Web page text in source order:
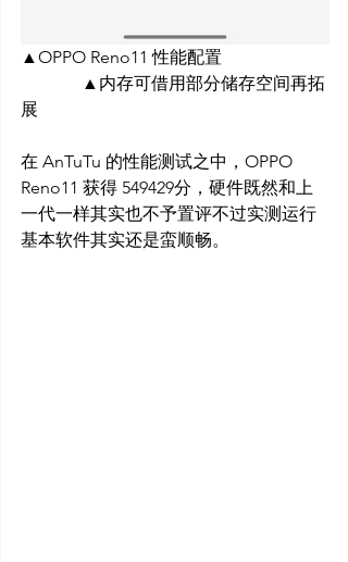
▲OPPO Reno11 性能配置
▲内存可借用部分储存空间再拓
展
在 AnTuTu 的性能测试之中，OPPO
Reno11 获得 549429分，硬件既然和上
一代一样其实也不予置评不过实测运行
基本软件其实还是蛮顺畅。